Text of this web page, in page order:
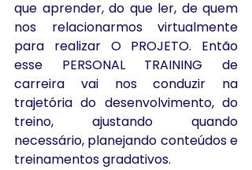
que aprender, do que ler, de quem
nos relacionarmos virtualmente
para realizar O PROJETO. Então
esse PERSONAL TRAINING de
carreira vai nos conduzir na
trajetória do desenvolvimento, do
treino, ajustando quando
necessário, planejando conteúdos e
treinamentos gradativos.